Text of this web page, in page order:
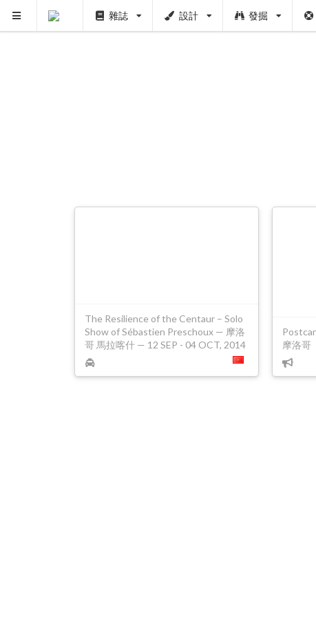
雜誌 設計 發掘
The Resilience of the Centaur – Solo
Show of Sébastien Preschoux — 摩洛
哥 馬拉喀什 — 12 SEP - 04 OCT, 2014
摩洛哥